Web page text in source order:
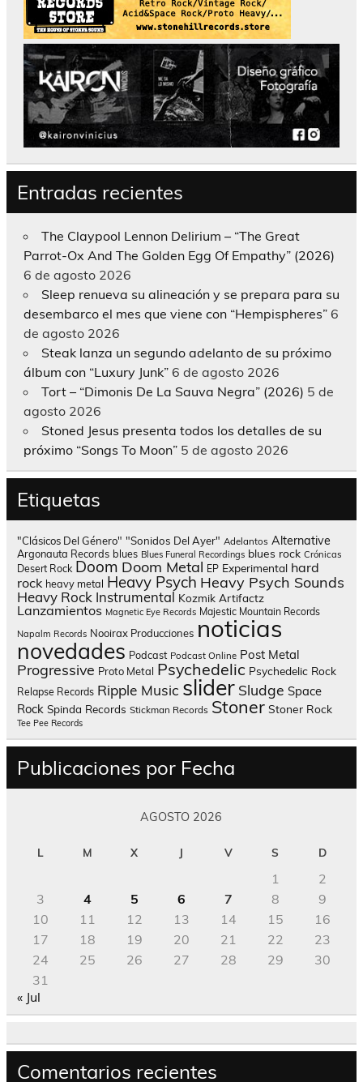
Entradas recientes
The Claypool Lennon Delirium – “The Great
Parrot-Ox And The Golden Egg Of Empathy” (2026)
6 de agosto 2026
Sleep renueva su alineación y se prepara para su
desembarco el mes que viene con “Hempispheres” 6
de agosto 2026
Steak lanza un segundo adelanto de su próximo
álbum con “Luxury Junk” 6 de agosto 2026
Tort – “Dimonis De La Sauva Negra” (2026) 5 de
agosto 2026
Stoned Jesus presenta todos los detalles de su
próximo “Songs To Moon” 5 de agosto 2026
Etiquetas
"Clásicos Del Género" "Sonidos Del Ayer" Adelantos Alternative
Argonauta Records blues Blues Funeral Recordings blues rock Crónicas
Desert Rock Doom Doom Metal EP Experimental hard
rock heavy metal Heavy Psych Heavy Psych Sounds
Heavy Rock Instrumental Kozmik Artifactz
Lanzamientos Magnetic Eye Records Majestic Mountain Records
Napalm Records Nooirax Producciones noticias
novedades Podcast Podcast Online Post Metal
Progressive Proto Metal Psychedelic Psychedelic Rock
Relapse Records Ripple Music slider Sludge Space
Rock Spinda Records Stickman Records Stoner Stoner Rock
Tee Pee Records
Publicaciones por Fecha
AGOSTO 2026
L M X J V S D
1
2
3
4 5 6 7 8
9
10
11 12 13 14 15
16
17
18 19 20 21 22
23
24
25 26 27 28 29
30
31
« Jul
Comentarios recientes